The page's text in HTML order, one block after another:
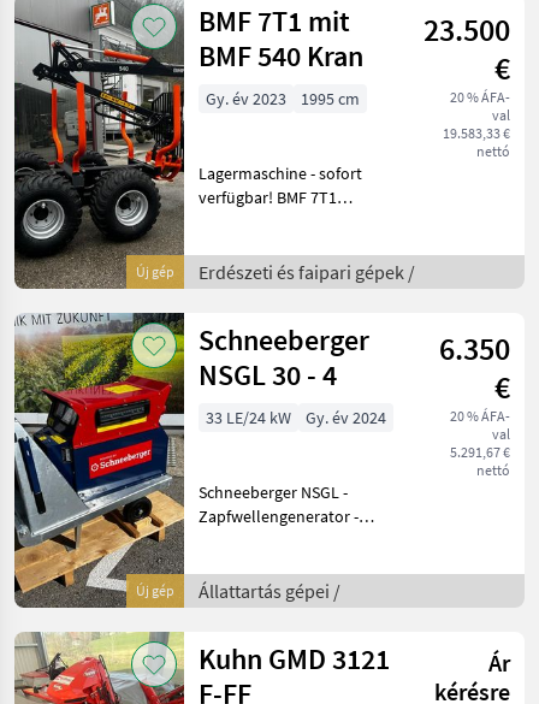
Front und
Új gép
BMF 7T1 mit
BMF 540 Kran
23.500
€
20 % ÁFA-
val
19.583,33 €
nettó
Gy. év 2023 1995 cm
Lagermaschine - sofort
verfügbar! BMF 7T1
Rahmenverlängerung +
Hydraulische Bremse 1
15, 5 + LE
Erdészeti és faipari gépek /
Új gép
Schneeberger
NSGL 30 - 4
6.350
€
20 % ÁFA-
val
5.291,67 €
nettó
33 LE/24 kW Gy. év 2024
Schneeberger NSGL -
Zapfwellengenerator -
Synchrongenerator mit
1500 U/min und
Spannungsregler +-1%
Állattartás gépei /
Kuhn GMD 3121
F-FF
Ár
kérésre